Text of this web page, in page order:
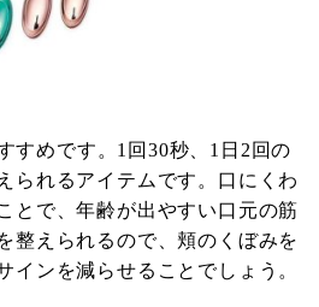
すめです。1回30秒、1日2回の
られるアイテムです。口にくわ
とで、年齢が出やすい口元の筋
整えられるので、頬のくぼみを
インを減らせることでしょう。